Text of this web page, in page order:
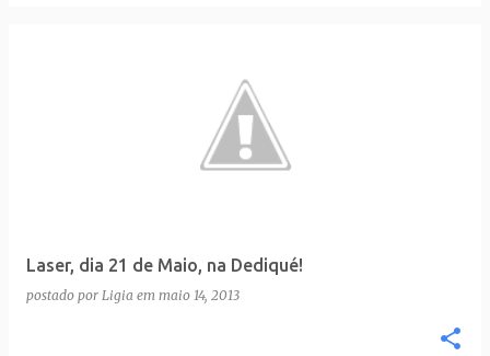
Laser, dia 21 de Maio, na Dediqué!
postado por Ligia em maio 14, 2013